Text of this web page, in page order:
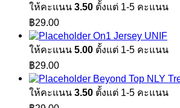
ให้คะแนน 3.50 ตั้งแต่ 1-5 คะแนน
฿29.00
On1 Jersey UNIF
ให้คะแนน 5.00 ตั้งแต่ 1-5 คะแนน
฿29.00
Beyond Top NLY
ให้คะแนน 3.50 ตั้งแต่ 1-5 คะแนน